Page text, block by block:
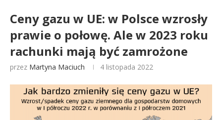
Ceny gazu w UE: w Polsce wzrosły
prawie o połowę. Ale w 2023 roku
rachunki mają być zamrożone
przez Martyna Maciuch 4 listopada 2022